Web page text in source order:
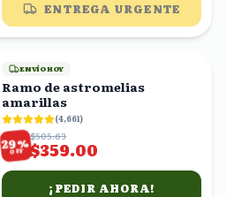
ENTREGA URGENTE
ENVÍO HOY
Ramo de astromelias
amarillas
(4,661)
29%
OFF
$505.63
$359.00
¡PEDIR AHORA!